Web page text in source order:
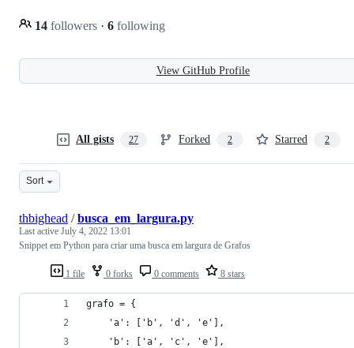
14 followers · 6 following
View GitHub Profile
All gists 27 Forked 2 Starred 2
Sort
1 file 0 forks 0 comments 8 stars
thbighead /busca_em_largura.py
Last active July 4, 2022 13:01
Snippet em Python para criar uma busca em largura de Grafos
grafo = {
    'a': ['b', 'd', 'e'],
    'b': ['a', 'c', 'e'],